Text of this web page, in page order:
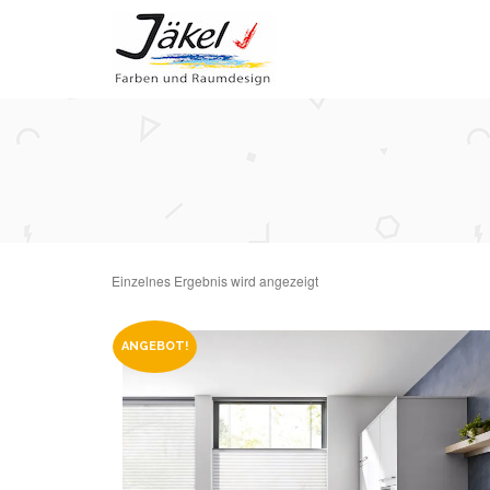
Einzelnes Ergebnis wird angezeigt
ANGEBOT!